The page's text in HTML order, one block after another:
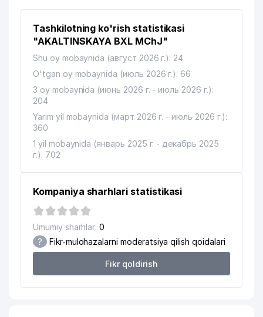
14 GRAND TOUR VOYAGE MChJ
15 BAHTSIZ HODISALAR BYUROSI
16 GIPROSTROYMOST MChJ 596 м
17
MUZEYI
620 м
18 YAPONIYA ELChINONASI 652 м
20 GLAESER-ST MChJ
21 INAGOMOV MILLIY TAOMLARI MChJ
ELIUS MChJ
Tashkilotning ko'rish statistikasi
"AKALTINSKAYA BXL MChJ"
Shu oy mobaynida (август 2026 г.): 24
O'tgan oy mobaynida (июль 2026 г.): 66
3 oy mobaynida (июнь 2026 г. - июль 2026 г.):
204
Yarim yil mobaynida (март 2026 г. - июль 2026 г.):
360
1 yil mobaynida (январь 2025 г. - декабрь 2025
г.): 702
Kompaniya sharhlari statistikasi
Umumiy sharhlar: 0
? Fikr-mulohazalarni moderatsiya qilish qoidalari
Fikr qoldirish